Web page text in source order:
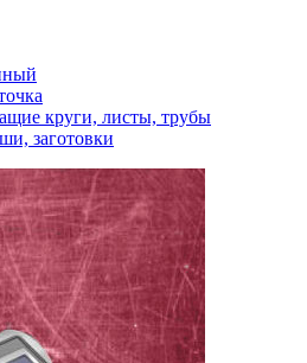
круги, листы, трубы
заготовки